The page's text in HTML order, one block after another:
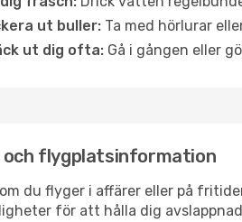
ut buller: Ta med hörlurar
ut dig ofta: Gå i gången eller
och flygplatsinformation
du flyger i affärer eller på
för att hålla dig